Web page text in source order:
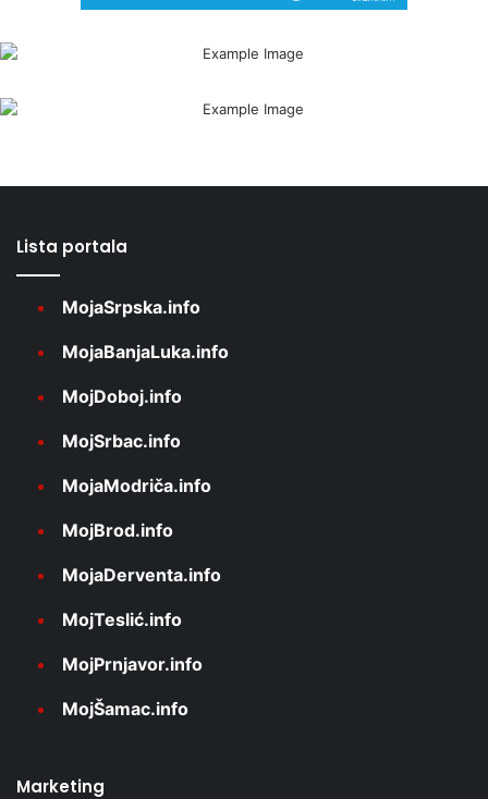
Lista portala
MojaSrpska.info
MojaBanjaLuka.info
MojDoboj.info
MojSrbac.info
MojaModriča.info
MojBrod.info
MojaDerventa.info
MojTeslić.info
MojPrnjavor.info
MojŠamac.info
Marketing